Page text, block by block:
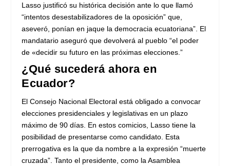
Lasso justificó su histórica decisión ante lo que llamó
“intentos desestabilizadores de la oposición” que,
aseveró, ponían en jaque la democracia ecuatoriana”. El
mandatario aseguró que devolverá al pueblo “el poder
de «decidir su futuro en las próximas elecciones.”
¿Qué sucederá ahora en
Ecuador?
El Consejo Nacional Electoral está obligado a convocar
elecciones presidenciales y legislativas en un plazo
máximo de 90 días. En estos comicios, Lasso tiene la
posibilidad de presentarse como candidato. Esta
prerrogativa es la que da nombre a la expresión “muerte
cruzada”. Tanto el presidente, como la Asamblea